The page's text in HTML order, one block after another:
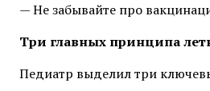
— Не забывайте про
Три главных принципа
Педиатр выделил три